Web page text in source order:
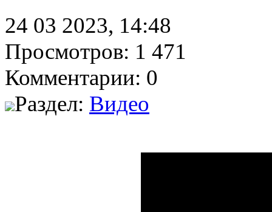
24 03 2023, 14:48
Просмотров: 1 471
Комментарии: 0
Раздел: Видео